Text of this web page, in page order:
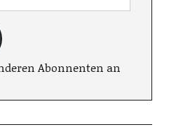
Abonnenten an